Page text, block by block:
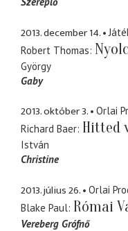
2013. december 14.
Robert Thomas
György
Gaby
2013. október 3.
Orlai
Richard Baer Hitted
István
Christine
2013. július 26.
Orlai
Blake Paul Római
Vereberg Grófnő